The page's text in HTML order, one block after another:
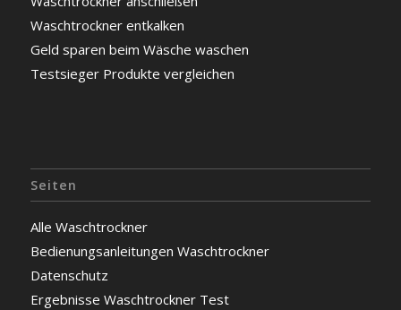
Waschtrockner entkalken
Geld sparen beim Wäsche waschen
Testsieger Produkte vergleichen
Seiten
Alle Waschtrockner
Bedienungsanleitungen Waschtrockner
Datenschutz
Ergebnisse Waschtrockner Test